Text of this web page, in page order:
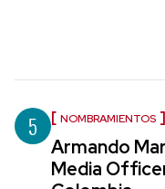
5 NOMBRAMIENTOS
Armando
Media